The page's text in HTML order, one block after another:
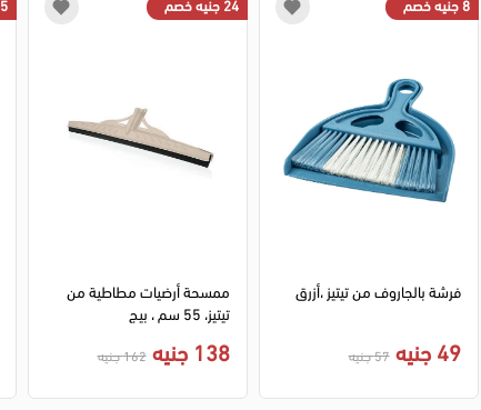
فرشة بالجاروف من تيتيز ،أزرق
49 جنيه 57 جنيه
ممسحة أرضيات مطاطية من
تيتيز، 55 سم ، بيج
138 جنيه 162 جنيه